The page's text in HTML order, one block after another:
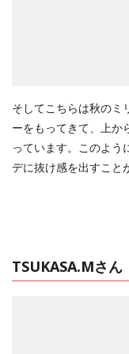
そしてこちらは秋のミ
ーをもってきて、上か
っています。このよう
デに抜け感を出すこと
TSUKASA.Mさん